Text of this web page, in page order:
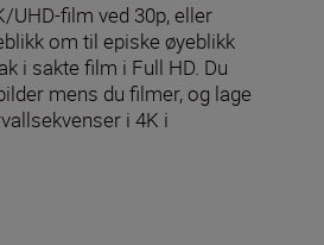
UHD-film ved 30p, eller
om til episke øyeblikk
i sakte film i Full HD. Du
mens du filmer, og lage
i 4K i